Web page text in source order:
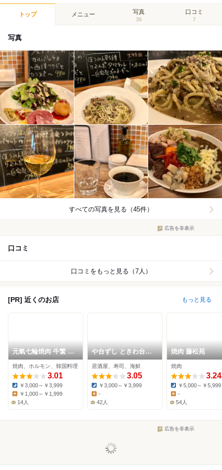
トップ メニュー 写真
36
口コミ
7
写真
すべての写真を見る（45件）
広告を非表示
口コミ
口コミをもっと見る（7人）
[PR] 近くのお店 もっと見る
元氣七輪焼肉 牛繁 東
武練馬店
焼肉、ホルモン、韓国料理
3.01
Dinner:
￥3,000～￥3,999
Lunch:
￥1,000～￥1,999
14人
や台ずし ときわ台駅
南口町
居酒屋、寿司、海鮮
3.05
Dinner:
￥3,000～￥3,999
Lunch:
-
42人
焼肉 藤松苑
焼肉
3.24
Dinner:
￥5,000～￥5,999
Lunch:
-
54人
広告を非表示